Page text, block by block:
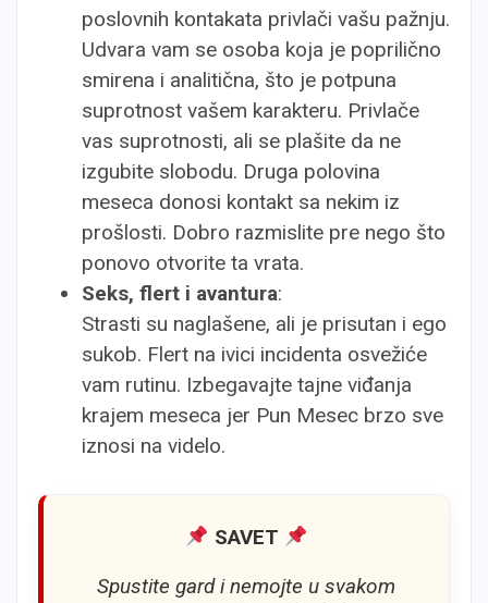
poslovnih kontakata privlači vašu pažnju.
Udvara vam se osoba koja je poprilično
smirena i analitična, što je potpuna
suprotnost vašem karakteru. Privlače
vas suprotnosti, ali se plašite da ne
izgubite slobodu. Druga polovina
meseca donosi kontakt sa nekim iz
prošlosti. Dobro razmislite pre nego što
ponovo otvorite ta vrata.
Seks, flert i avantura:
Strasti su naglašene, ali je prisutan i ego
sukob. Flert na ivici incidenta osvežiće
vam rutinu. Izbegavajte tajne viđanja
krajem meseca jer Pun Mesec brzo sve
iznosi na videlo.
SAVET
Spustite gard i nemojte u svakom